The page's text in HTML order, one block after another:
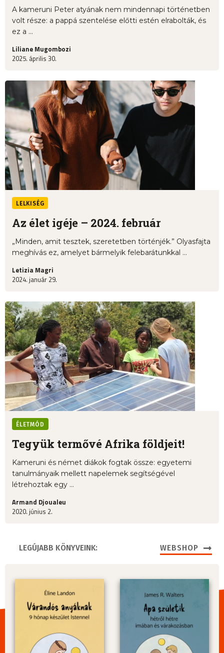
A kameruni Peter atyának nem mindennapi történetben
volt része: a pappá szentelése előtti estén elrabolták, és
ez a ...
Liliane Mugombozi
2025. április 30.
LELKISÉG
Az élet igéje – 2024. február
„Minden, amit tesztek, szeretetben történjék.” Olyasfajta
meghívás ez, amelyet bármelyik felebarátunkkal ...
Letizia Magri
2024. január 29.
ÉLETMÓD
Tegyük termővé Afrika földjeit!
Kameruni és német diákok fogtak össze: egyetemi
tanulmányaik mellett napelemek segítségével
létrehoztak egy ...
Armand Djoualeu
2020. június 2.
LEGÚJABB KÖNYVEINK: WEBSHOP